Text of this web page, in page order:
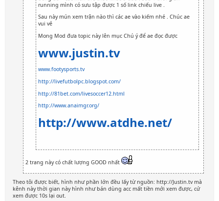
running mình có sưu tập được 1 số link chiếu live .
Sau này mún xem trận nào thì các ae vào kiếm nhé . Chúc ae
vui vẻ
Mong Mod đưa topic này lên mục Chú ý để ae đọc được
www.justin.tv
www.footysports.tv
http://livefutbolpc.blogspot.com/
http://81bet.com/livesoccer12.html
http://www.anaimgr.org/
http://www.atdhe.net/
2 trang này có chất lượng GOOD nhất
Theo tôi được biết, hình như phần lớn đều lấy từ nguồn: http://Justin.tv mà
kênh này thời gian này hình như bán dùng acc mất tiền mới xem được, cứ
xem được 10s lại out.